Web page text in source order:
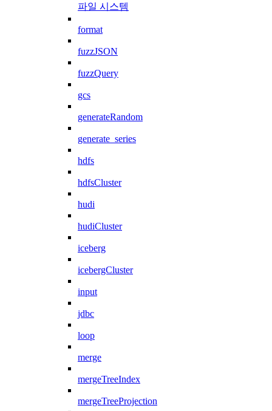
파일 시스템
format
fuzzJSON
fuzzQuery
gcs
generateRandom
generate_series
hdfs
hdfsCluster
hudi
hudiCluster
iceberg
icebergCluster
input
jdbc
loop
merge
mergeTreeIndex
mergeTreeProjection